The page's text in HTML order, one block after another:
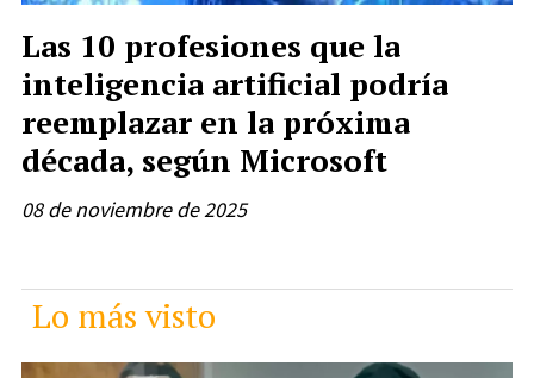
Las 10 profesiones que la
inteligencia artificial podría
reemplazar en la próxima
década, según Microsoft
08 de noviembre de 2025
Lo más visto